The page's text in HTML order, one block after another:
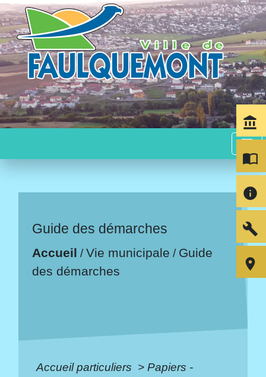
menu
Guide des démarches
Accueil /Vie municipale / Guide
des démarches
Accueil particuliers > Papiers -
account_balance
import_contacts
info
build
room